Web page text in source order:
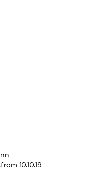
10.10.19